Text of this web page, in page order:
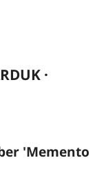
·
'Memento